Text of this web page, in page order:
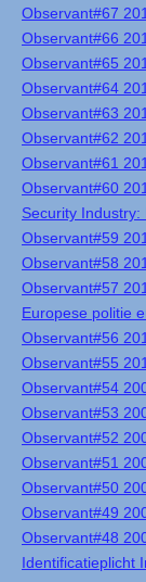
Observant#67
Observant#66
Observant#65
Observant#64
Observant#63
Observant#62
Observant#61
Observant#60
Security
Observant#59
Observant#58
Observant#57
Europese politie
Observant#56
Observant#55
Observant#54
Observant#53
Observant#52
Observant#51
Observant#50
Observant#49
Observant#48
Identificatieplicht